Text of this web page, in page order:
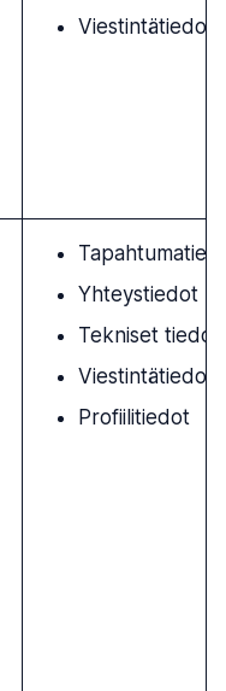
Viestintätiedot
Yhteystiedot
Tekniset tiedot
Viestintätiedot
Profiilitiedot